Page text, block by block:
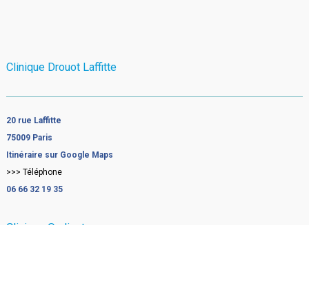
Clinique Drouot Laffitte
20 rue Laffitte
75009 Paris
Itinéraire sur Google Maps
>>> Téléphone
06 66 32 19 35
Clinique Oudinot